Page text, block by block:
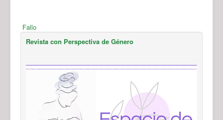
Fallo
Revista con Perspectiva de Género